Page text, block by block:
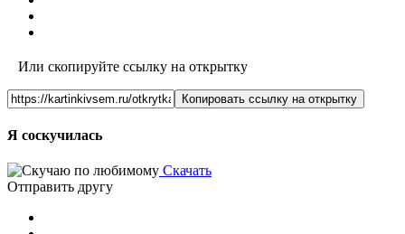
Или скопируйте ссылку на открытку
Копировать ссылку на открытку
Я соскучилась
Скачать
Отправить другу